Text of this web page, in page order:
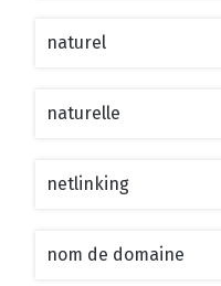
naturel
naturelle
netlinking
nom de domaine